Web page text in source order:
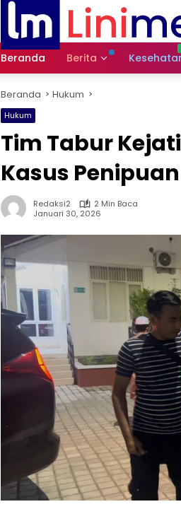
Beranda Berita
Beranda Hukum
Hukum
Tim Tabur
Kasus
Redaksi2
2 Min Baca
Januari 30, 2026